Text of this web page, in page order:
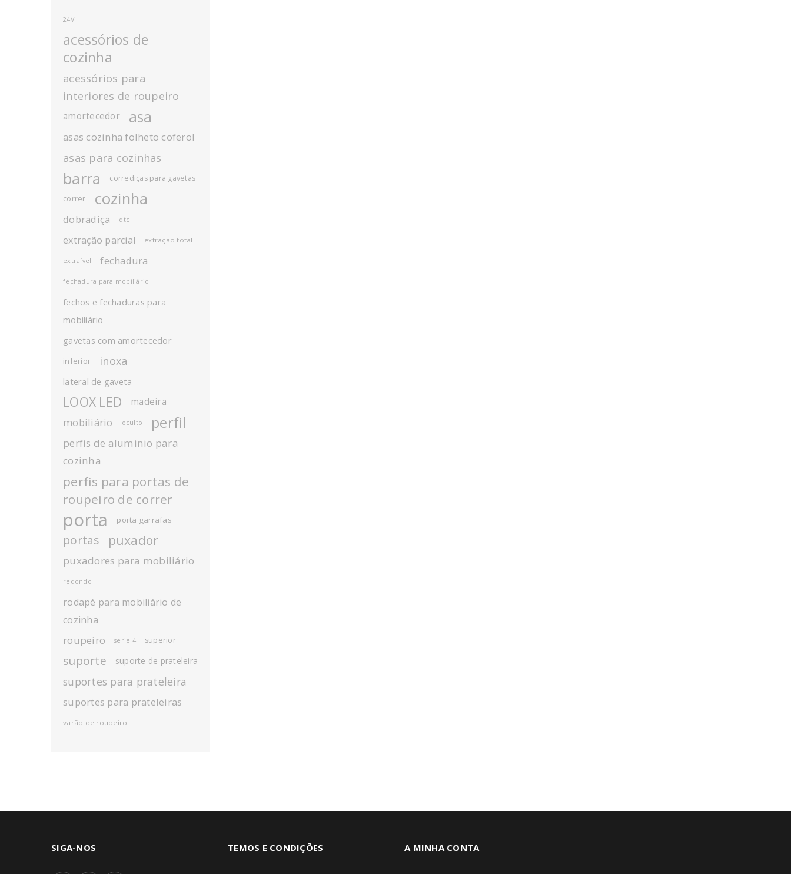
24V
acessórios de
cozinha
acessórios para
interiores de roupeiro
amortecedor asa
asas cozinha folheto coferol
asas para cozinhas
barra corrediças para gavetas
correr cozinha
dobradiça dtc
extração parcial extração total
extraível fechadura
fechadura para mobiliário
fechos e fechaduras para
mobiliário
gavetas com amortecedor
inferior inoxa
lateral de gaveta
LOOX LED madeira
mobiliário oculto perfil
perfis de aluminio para
cozinha
perfis para portas de
roupeiro de correr
porta porta garrafas
portas puxador
puxadores para mobiliário
redondo
rodapé para mobiliário de
cozinha
roupeiro serie 4 superior
suporte suporte de prateleira
suportes para prateleira
suportes para prateleiras
varão de roupeiro
SIGA-NOS TEMOS E CONDIÇÕES A MINHA CONTA